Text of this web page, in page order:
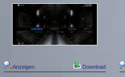
Anzeigen Download